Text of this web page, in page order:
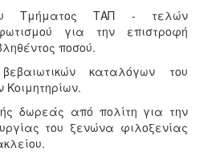
Τμήματος ΤΑΠ - τελών
για την επιστροφή
ποσού.
καταλόγων του
δωρεάς από πολίτη για την
του ξενώνα φιλοξενίας